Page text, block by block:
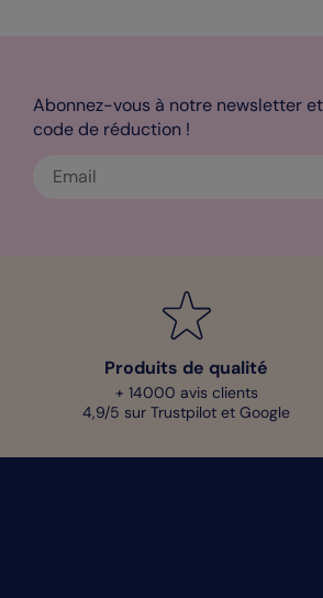
Abonnez-vous à notre newsletter
code de réduction !
Produits de qualité
+ 14000 avis clients
4,9/5 sur Trustpilot et Google